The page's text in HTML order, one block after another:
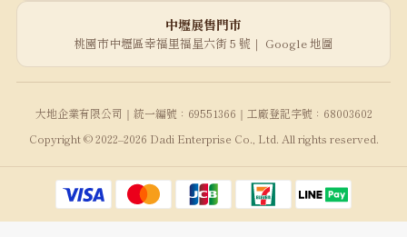
中壢展售門市
桃園市中壢區幸福里福星六街 5 號｜ Google 地圖
大地企業有限公司｜統一編號：69551366｜工廠登記字號：68003602
Copyright © 2022–2026 Dadi Enterprise Co., Ltd. All rights reserved.